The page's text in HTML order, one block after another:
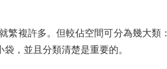
複許多。但較佔空間可分為幾大類：
，並且分類清楚是重要的。